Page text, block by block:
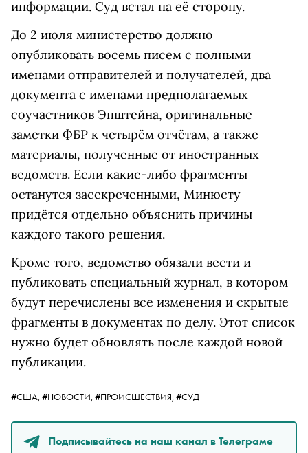
информации. Суд встал на её сторону.
До 2 июля министерство должно
опубликовать восемь писем с полными
именами отправителей и получателей, два
документа с именами предполагаемых
соучастников Эпштейна, оригинальные
заметки ФБР к четырём отчётам, а также
материалы, полученные от иностранных
ведомств. Если какие-либо фрагменты
останутся засекреченными, Минюсту
придётся отдельно объяснить причины
каждого такого решения.
Кроме того, ведомство обязали вести и
публиковать специальный журнал, в котором
будут перечислены все изменения и скрытые
фрагменты в документах по делу. Этот список
нужно будет обновлять после каждой новой
публикации.
#США, #НОВОСТИ, #ПРОИСШЕСТВИЯ, #СУД
Подписывайтесь на наш канал в Телеграме